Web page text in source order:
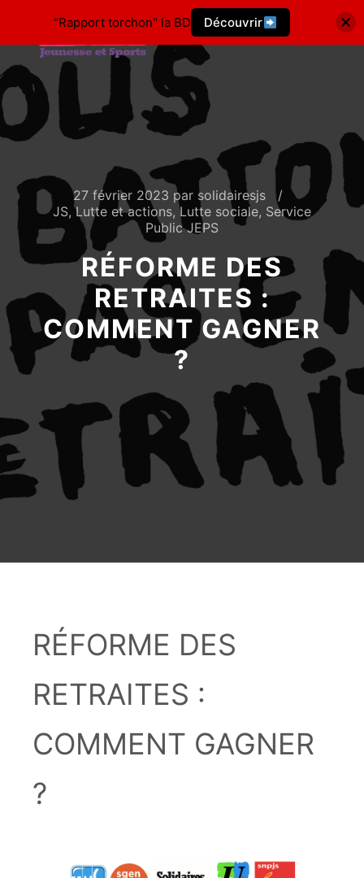
27 février 2023 par solidairesjs
JS,Lutte et actions, Lutte sociale, Service
Public JEPS
RÉFORME DES
RETRAITES :
COMMENT GAGNER
?
RÉFORME DES
RETRAITES :
COMMENT GAGNER
?
"Rapport torchon" la BD Découvrir